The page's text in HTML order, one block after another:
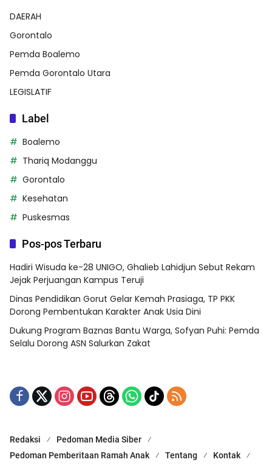
DAERAH
Gorontalo
Pemda Boalemo
Pemda Gorontalo Utara
LEGISLATIF
Label
Boalemo
Thariq Modanggu
Gorontalo
Kesehatan
Puskesmas
Pos-pos Terbaru
Hadiri Wisuda ke-28 UNIGO, Ghalieb Lahidjun Sebut Rekam
Jejak Perjuangan Kampus Teruji
Dinas Pendidikan Gorut Gelar Kemah Prasiaga, TP PKK
Dorong Pembentukan Karakter Anak Usia Dini
Dukung Program Baznas Bantu Warga, Sofyan Puhi: Pemda
Selalu Dorong ASN Salurkan Zakat
Redaksi
Pedoman Media Siber
Pedoman Pemberitaan Ramah Anak
Tentang
Kontak